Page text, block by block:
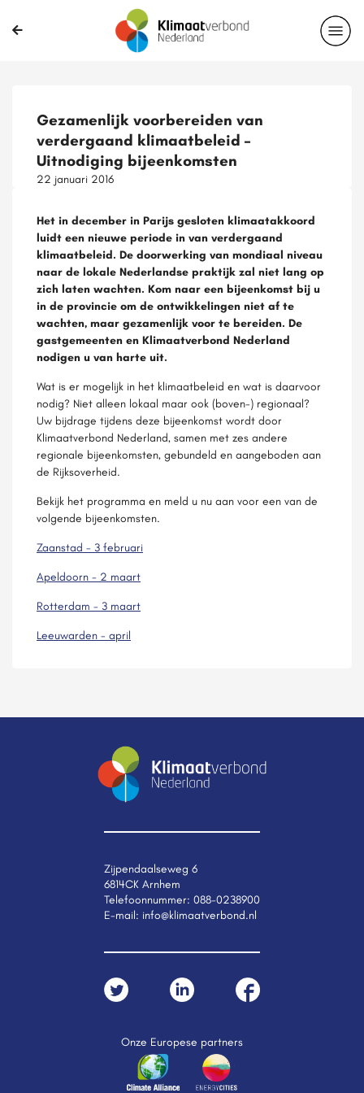
Gezamenlijk voorbereiden van
verdergaand klimaatbeleid –
Uitnodiging bijeenkomsten
22 januari 2016
Het in december in Parijs gesloten klimaatakkoord
luidt een nieuwe periode in van verdergaand
klimaatbeleid. De doorwerking van mondiaal niveau
naar de lokale Nederlandse praktijk zal niet lang op
zich laten wachten. Kom naar een bijeenkomst bij u
in de provincie om de ontwikkelingen niet af te
wachten, maar gezamenlijk voor te bereiden. De
gastgemeenten en Klimaatverbond Nederland
nodigen u van harte uit.
Wat is er mogelijk in het klimaatbeleid en wat is daarvoor
nodig? Niet alleen lokaal maar ook (boven-) regionaal?
Uw bijdrage tijdens deze bijeenkomst wordt door
Klimaatverbond Nederland, samen met zes andere
regionale bijeenkomsten, gebundeld en aangeboden aan
de Rijksoverheid.
Bekijk het programma en meld u nu aan voor een van de
volgende bijeenkomsten.
Zaanstad - 3 februari
Apeldoorn - 2 maart
Rotterdam - 3 maart
Leeuwarden - april
Zijpendaalseweg 6
6814CK Arnhem
Telefoonnummer: 088-0238900
E-mail: info@klimaatverbond.nl
Onze Europese partners